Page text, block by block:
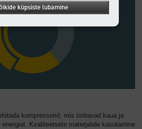
kompressorid, mis töötavad kaua ja
energiat. Kvaliteetsete materjalide kasutamine
küpsiste lubamine